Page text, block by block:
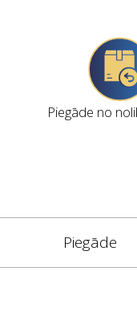
Piegāde no
Piegāde